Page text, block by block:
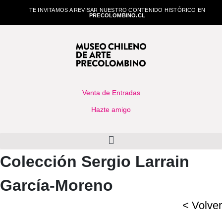
TE INVITAMOS A REVISAR NUESTRO CONTENIDO HISTÓRICO EN
PRECOLOMBINO.CL
Venta de Entradas
Hazte amigo
Colección Sergio Larrain
García-Moreno
< Volver